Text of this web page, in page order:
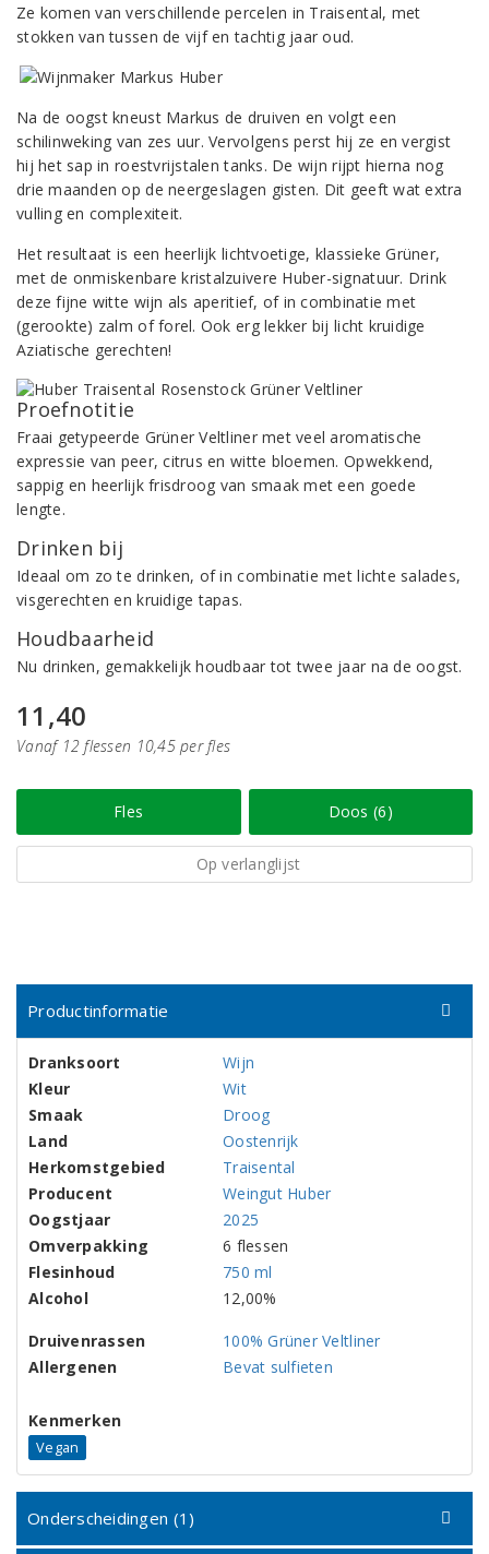
Ze komen van verschillende percelen in Traisental, met
stokken van tussen de vijf en tachtig jaar oud.
Na de oogst kneust Markus de druiven en volgt een
schilinweking van zes uur. Vervolgens perst hij ze en vergist
hij het sap in roestvrijstalen tanks. De wijn rijpt hierna nog
drie maanden op de neergeslagen gisten. Dit geeft wat extra
vulling en complexiteit.
Het resultaat is een heerlijk lichtvoetige, klassieke Grüner,
met de onmiskenbare kristalzuivere Huber-signatuur. Drink
deze fijne witte wijn als aperitief, of in combinatie met
(gerookte) zalm of forel. Ook erg lekker bij licht kruidige
Aziatische gerechten!
Proefnotitie
Fraai getypeerde Grüner Veltliner met veel aromatische
expressie van peer, citrus en witte bloemen. Opwekkend,
sappig en heerlijk frisdroog van smaak met een goede
lengte.
Drinken bij
Ideaal om zo te drinken, of in combinatie met lichte salades,
visgerechten en kruidige tapas.
Houdbaarheid
Nu drinken, gemakkelijk houdbaar tot twee jaar na de oogst.
11,40
Vanaf 12 flessen 10,45 per fles
Fles Doos (6)
Op verlanglijst
Productinformatie
Dranksoort
Wijn
Kleur
Wit
Smaak
Droog
Land
Oostenrijk
Herkomstgebied
Traisental
Producent
Weingut Huber
Oogstjaar
2025
Omverpakking
6 flessen
Flesinhoud
750 ml
Alcohol
12,00%
Druivenrassen
100% Grüner Veltliner
Allergenen
Bevat sulfieten
Kenmerken
Vegan
Onderscheidingen (1)